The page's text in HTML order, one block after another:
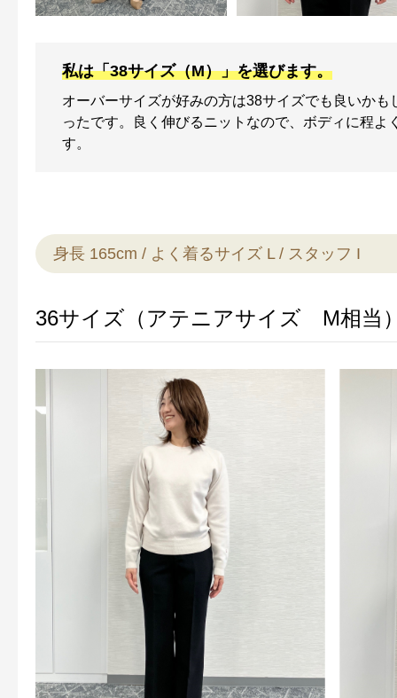
私は「38サイズ（M）」を選びます。
オーバーサイズが好みの方は38サイズでも良いか
ったです。良く伸びるニットなので、ボディに程よ
す。
身長 165cm / よく着るサイズ L / スタッフ I
36サイズ（アテニアサイズ M相当